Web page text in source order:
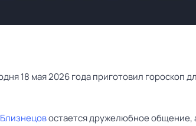
Близнецовостается дружелюбное общение,